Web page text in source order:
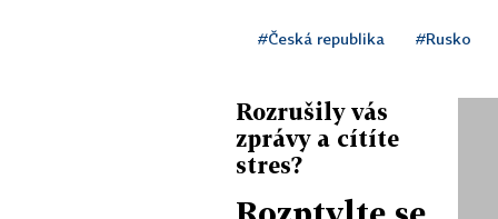
#Česká republika #Rusko
Rozrušily vás
zprávy a cítíte
stres?